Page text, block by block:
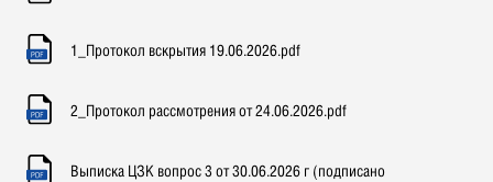
1_Протокол вскрытия 19.06.2026.pdf
2_Протокол рассмотрения от 24.06.2026.pdf
Выписка ЦЗК вопрос 3 от 30.06.2026 г (подписано